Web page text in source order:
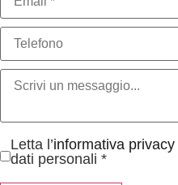
Letta l’informativa privacy
dati personali *